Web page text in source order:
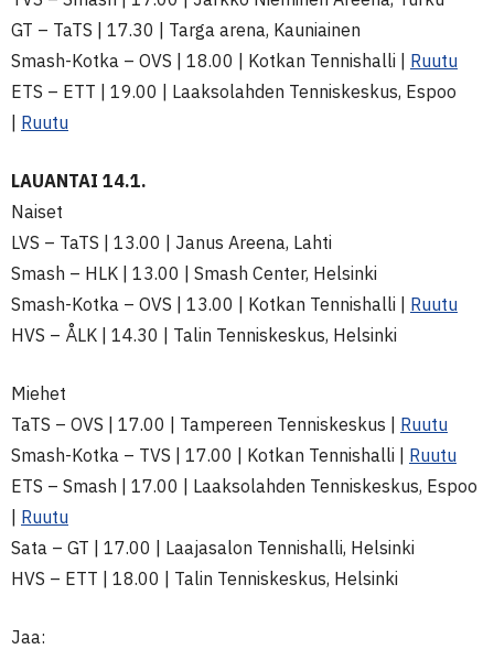
GT – TaTS | 17.30 | Targa arena, Kauniainen
Smash-Kotka – OVS | 18.00 | Kotkan Tennishalli | Ruutu
ETS – ETT | 19.00 | Laaksolahden Tenniskeskus, Espoo
| Ruutu
LAUANTAI 14.1.
Naiset
LVS – TaTS | 13.00 | Janus Areena, Lahti
Smash – HLK | 13.00 | Smash Center, Helsinki
Smash-Kotka – OVS | 13.00 | Kotkan Tennishalli | Ruutu
HVS – ÅLK | 14.30 | Talin Tenniskeskus, Helsinki
Miehet
TaTS – OVS | 17.00 | Tampereen Tenniskeskus | Ruutu
Smash-Kotka – TVS | 17.00 | Kotkan Tennishalli | Ruutu
ETS – Smash | 17.00 | Laaksolahden Tenniskeskus, Espoo
| Ruutu
Sata – GT | 17.00 | Laajasalon Tennishalli, Helsinki
HVS – ETT | 18.00 | Talin Tenniskeskus, Helsinki
Jaa: